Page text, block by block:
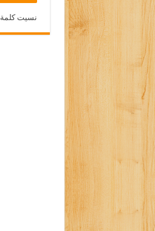
نسيت كلمة